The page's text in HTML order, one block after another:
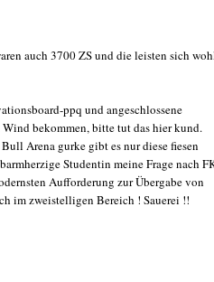
auch 3700 ZS und die leisten sich
ppq und angeschlossene
bekommen, bitte tut das hier kund.
Arena gurke gibt es nur diese fiesen
Studentin meine Frage nach
Aufforderung zur Übergabe von
im zweistelligen Bereich ! Sauerei !!